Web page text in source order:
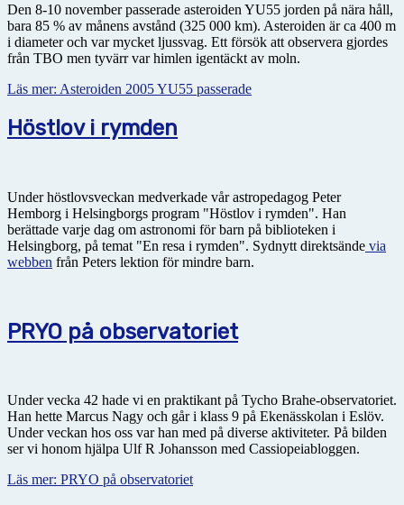
Den 8-10 november passerade asteroiden YU55 jorden på nära håll,
bara 85 % av månens avstånd (325 000 km). Asteroiden är ca 400 m
i diameter och var mycket ljussvag. Ett försök att observera gjordes
från TBO men tyvärr var himlen igentäckt av moln.
Läs mer: Asteroiden 2005 YU55 passerade
Höstlov i rymden
Under höstlovsveckan medverkade vår astropedagog Peter
Hemborg i Helsingborgs program "Höstlov i rymden". Han
berättade varje dag om astronomi för barn på biblioteken i
Helsingborg, på temat "En resa i rymden". Sydnytt direktsände via
webben från Peters lektion för mindre barn.
PRYO på observatoriet
Under vecka 42 hade vi en praktikant på Tycho Brahe-observatoriet.
Han hette Marcus Nagy och går i klass 9 på Ekenässkolan i Eslöv.
Under veckan hos oss var han med på diverse aktiviteter. På bilden
ser vi honom hjälpa Ulf R Johansson med Cassiopeiabloggen.
Läs mer: PRYO på observatoriet